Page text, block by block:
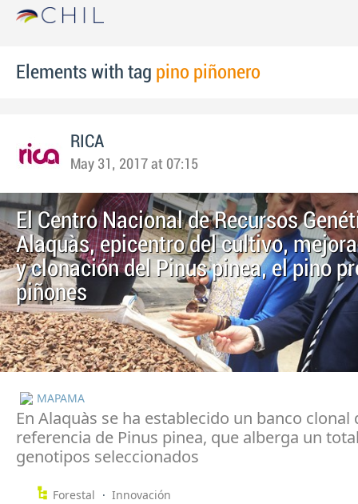
Elements with tag pino piñonero
RICA
May 31, 2017 at 07:15
El Centro Nacional de Recursos
Alaquàs, epicentro del cultivo,
y clonación del Pinus pinea, el pino
piñones
MAPAMA
En Alaquàs se ha establecido un banco clonal
referencia de Pinus pinea, que alberga un
genotipos seleccionados
Forestal
Innovación